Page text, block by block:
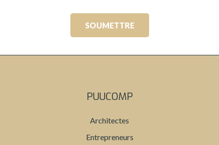
PUUCOMP
Architectes
Entrepreneurs